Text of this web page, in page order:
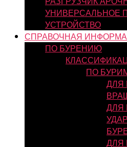
УНИВЕРСАЛЬНОЕ
УСТРОЙСТВО
СПРАВОЧНАЯ
ПО БУРЕНИЮ
ПО
ДЛЯ
ДЛЯ
ДЛЯ